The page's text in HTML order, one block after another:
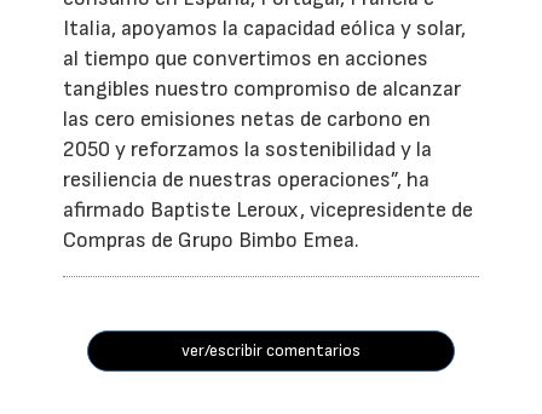
Italia, apoyamos la capacidad eólica y solar,
al tiempo que convertimos en acciones
tangibles nuestro compromiso de alcanzar
las cero emisiones netas de carbono en
2050 y reforzamos la sostenibilidad y la
resiliencia de nuestras operaciones”, ha
afirmado Baptiste Leroux, vicepresidente de
Compras de Grupo Bimbo Emea.
ver/escribir comentarios